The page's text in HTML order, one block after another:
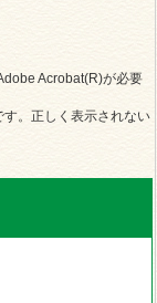
Acrobat(R)が必要
。正しく表示されない